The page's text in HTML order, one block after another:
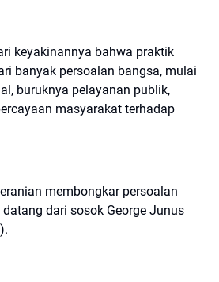
keyakinannya bahwa praktik
banyak persoalan bangsa, mulai
buruknya pelayanan publik,
masyarakat terhadap
membongkar persoalan
dari sosok George Junus